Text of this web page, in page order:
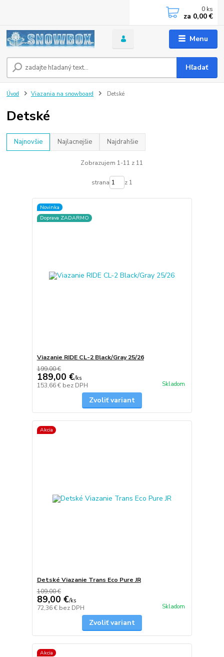
Menu
Hľadať
0 ks
za 0,00 €
Úvod Viazania na snowboard Detské
Detské
Najnovšie Najlacnejšie Najdrahšie
Zobrazujem 1-11 z 11
strana z 1
Novinka
Doprava ZADARMO
Viazanie RIDE CL-2 Black/Gray 25/26
199,00 €
189,00 €/ks
153,66 € bez DPH Skladom
Zvoliť variant
Akcia
Detské Viazanie Trans Eco Pure JR
109,00 €
89,00 €/ks
72,36 € bez DPH Skladom
Zvoliť variant
Akcia